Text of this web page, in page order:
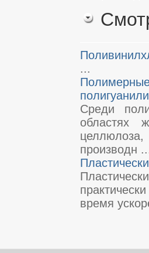
...
Среди
областях
целлюлоза,
производн
время